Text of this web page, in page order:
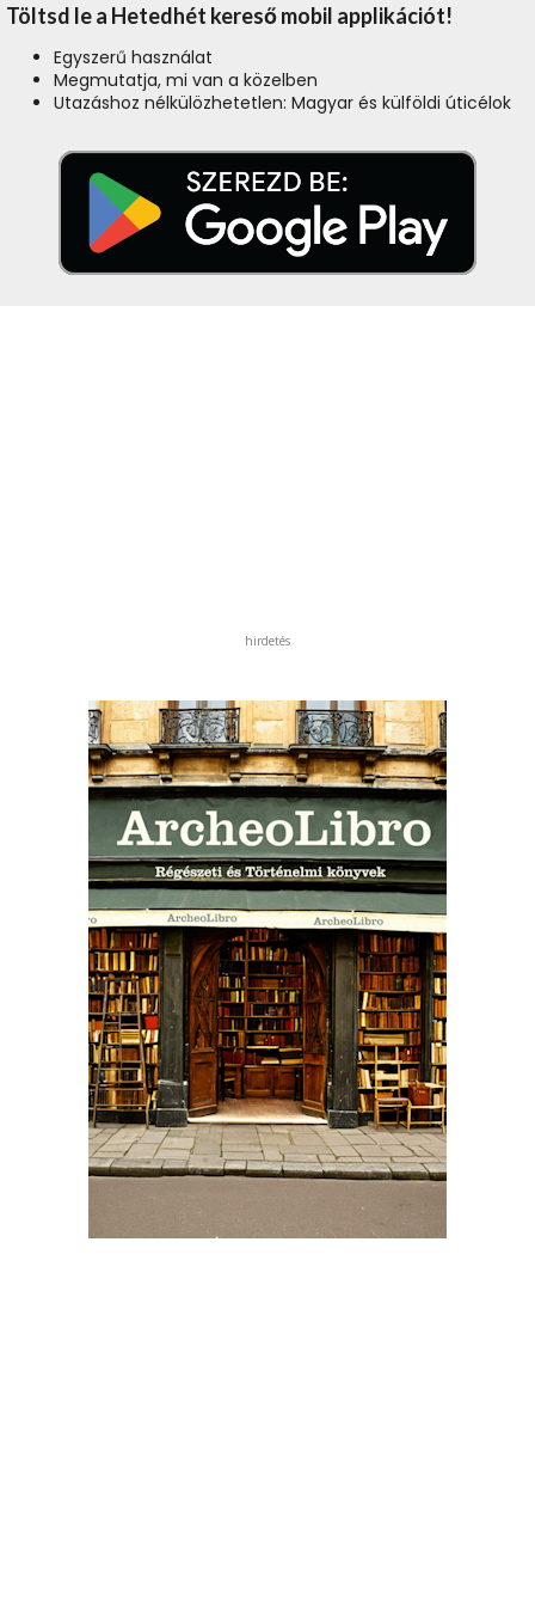
Töltsd le a Hetedhét kereső mobil applikációt!
Egyszerű használat
Megmutatja, mi van a közelben
Utazáshoz nélkülözhetetlen: Magyar és külföldi úticélok
hirdetés